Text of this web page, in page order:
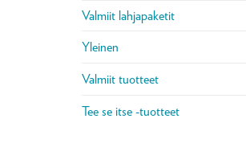
Valmiit lahjapaketit
Yleinen
Valmiit tuotteet
Tee se itse -tuotteet